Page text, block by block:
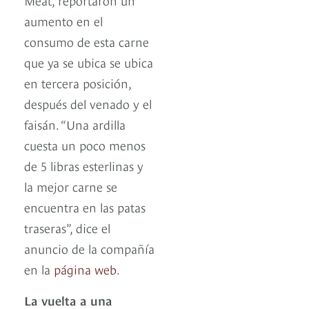
aumento en el
consumo de esta carne
que ya se ubica se ubica
en tercera posición,
después del venado y el
faisán. “Una ardilla
cuesta un poco menos
de 5 libras esterlinas y
la mejor carne se
encuentra en las patas
traseras”, dice el
anuncio de la compañía
en la página web
La vuelta a una